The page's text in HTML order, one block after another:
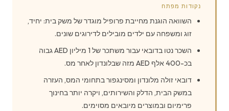
נקודות מפתח
השוואה הוגנת מחייבת פרופיל מוגדר של משק בית: יחיד,
זוג ומשפחה עם ילדים מובילים לדירוגים שונים.
השכר נטו בדובאי עבור משתכר של 1 מיליון AED גבוה
בכ-400 אלף AED מזה שבלונדון לאחר מס.
דובאי זולה מלונדון ומסינגפור בתחומי המס, העזרה
במשק הבית, הדלק והשירותים, ויקרה יותר בחינוך
פרימיום ובמוצרים מיובאים מסוימים.